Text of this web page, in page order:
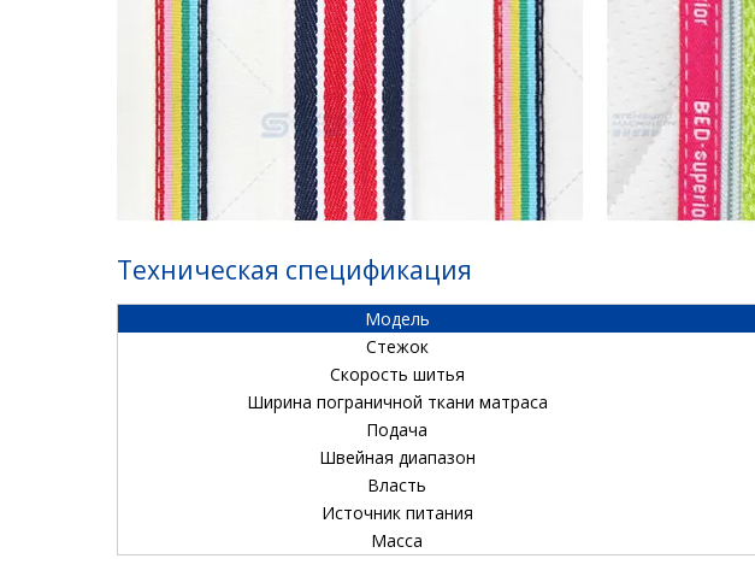
Техническая спецификация
Модель
Стежок
Скорость шитья
Ширина пограничной ткани матраса
Подача
Швейная диапазон
Власть
Источник питания
Масса